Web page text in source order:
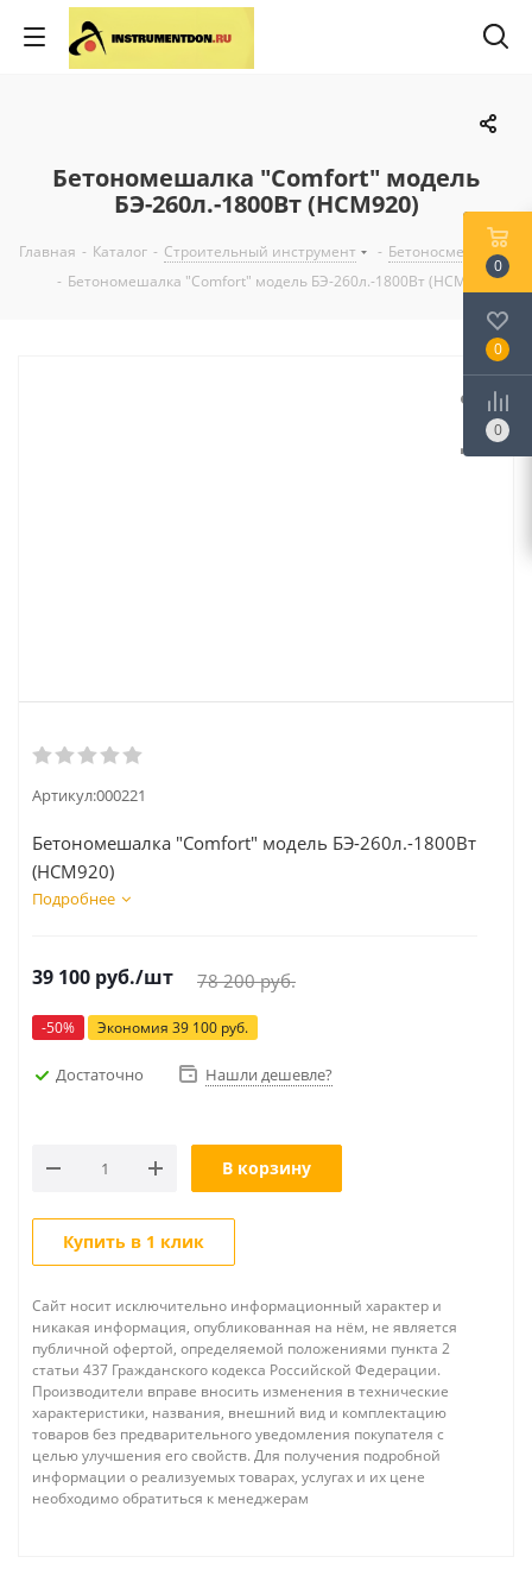
Бетономешалка "Comfort" модель
БЭ-260л.-1800Вт (HCM920)
Главная - Каталог - Строительный инструмент - Бетоносмесители
- Бетономешалка "Comfort" модель БЭ-260л.-1800Вт (HCM920)
Артикул:000221
Бетономешалка "Comfort" модель БЭ-260л.-1800Вт
(HCM920)
Подробнее
39 100 руб./шт 78 200руб.
-50% Экономия 39 100 руб.
Достаточно Нашли дешевле?
В корзину
Купить в 1 клик
Сайт носит исключительно информационный характер и
никакая информация, опубликованная на нём, не является
публичной офертой, определяемой положениями пункта 2
статьи 437 Гражданского кодекса Российской Федерации.
Производители вправе вносить изменения в технические
характеристики, названия, внешний вид и комплектацию
товаров без предварительного уведомления покупателя с
целью улучшения его свойств. Для получения подробной
информации о реализуемых товарах, услугах и их цене
необходимо обратиться к менеджерам
0
0
0